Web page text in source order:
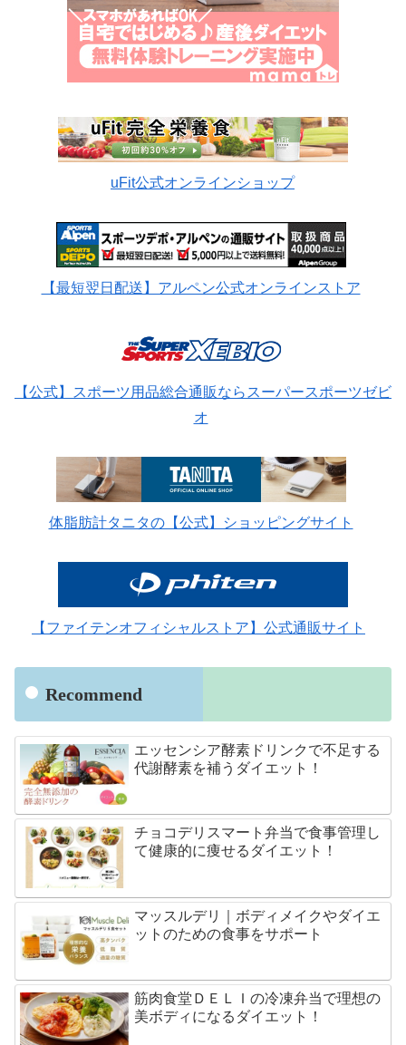
uFit公式オンラインショップ
【最短翌日配送】アルペン公式オンラインストア
【公式】スポーツ用品総合通販ならスーパースポーツゼビ
オ
体脂肪計タニタの【公式】ショッピングサイト
【ファイテンオフィシャルストア】公式通販サイト
Recommend
エッセンシア酵素ドリンクで不足する
代謝酵素を補うダイエット！
チョコデリスマート弁当で食事管理し
て健康的に痩せるダイエット！
マッスルデリ｜ボディメイクやダイエ
ットのための食事をサポート
筋肉食堂ＤＥＬＩの冷凍弁当で理想の
美ボディになるダイエット！